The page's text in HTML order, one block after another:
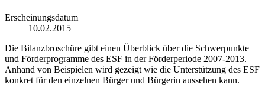
Erscheinungsdatum
10.02.2015
Die Bilanzbroschüre gibt einen Überblick über die Schwerpunkte
und Förderprogramme des ESF in der Förderperiode 2007-2013.
Anhand von Beispielen wird gezeigt wie die Unterstützung des ESF
konkret für den einzelnen Bürger und Bürgerin aussehen kann.